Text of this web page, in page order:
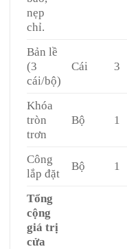
nẹp
chỉ.
Bản lề
(3
cái/bộ)
Cái 3
Khóa
tròn
trơn
Bộ 1
Công
lắp đặt
Bộ 1
Tổng
cộng
giá trị
cửa